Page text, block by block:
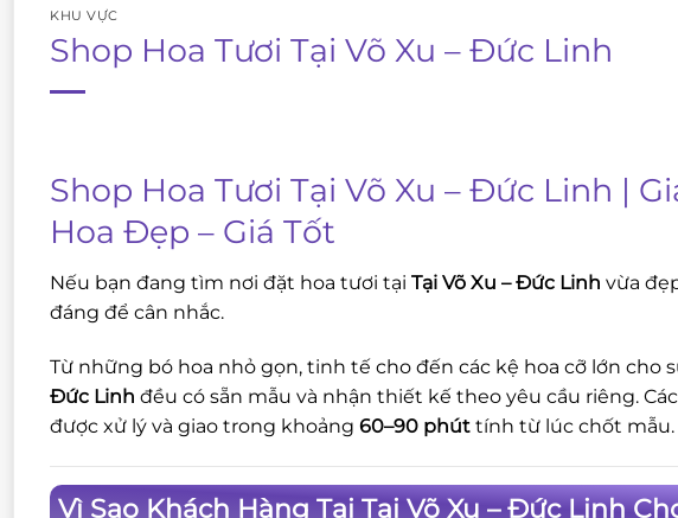
KHU VỰC
Shop Hoa Tươi Tại Võ Xu – Đức Linh
Shop Hoa Tươi Tại Võ Xu – Đức Linh |
Hoa Đẹp – Giá Tốt
Nếu bạn đang tìm nơi đặt hoa tươi tại Tại Võ Xu – Đức Linh vừa
đáng để cân nhắc.
Từ những bó hoa nhỏ gọn, tinh tế cho đến các kệ hoa cỡ lớn cho
Đức Linh đều có sẵn mẫu và nhận thiết kế theo yêu cầu riêng.
được xử lý và giao trong khoảng 60–90 phút tính từ lúc chốt mẫu.
Vì Sao Khách Hàng Tại Tại Võ Xu – Đức Linh